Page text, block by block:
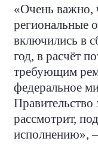
«Очень
региональные
включились в
год, в расчёт
требующим
федеральное
Правительство
рассмотрит,
исполнению»,